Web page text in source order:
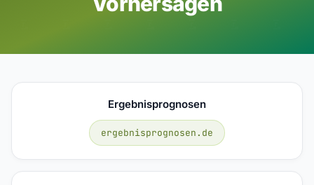
Ergebnisprognosen
ergebnisprognosen.de